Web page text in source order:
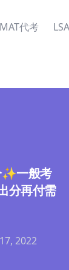
代考
✨一般考
分再付需
2022